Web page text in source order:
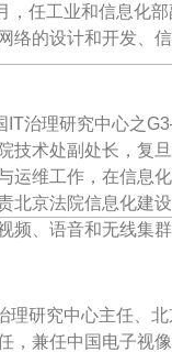
，任工业和信息化
络的设计和开发、
IT治理研究中心之
技术处副处长，复
运维工作，在信息
北京法院信息化建
频、语音和无线集
理研究中心主任、
，兼任中国电子视